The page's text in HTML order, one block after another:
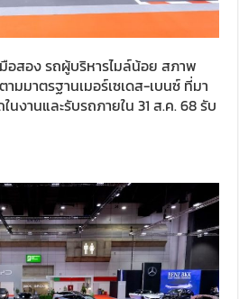
อสอง รถผู้บริหารไมล์น้อย สภาพ
มมาตรฐานเมอร์เซเดส-เบนซ์ ที่มา
นงานและรับรถภายใน 31 ส.ค. 68 รับ